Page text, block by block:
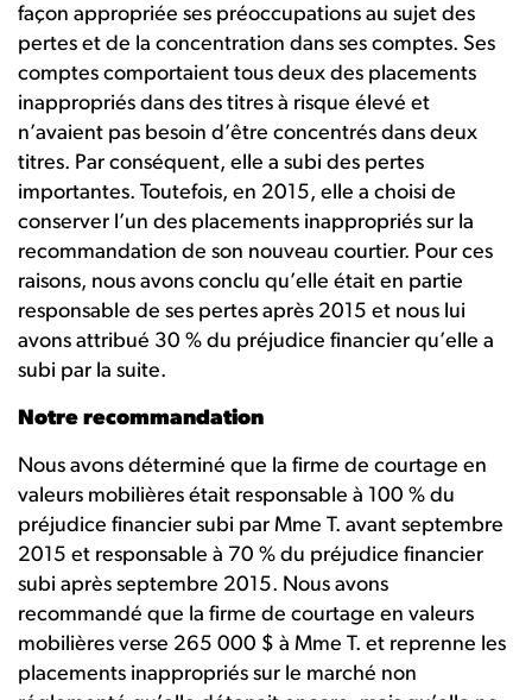
façon appropriée ses préoccupations au sujet des
pertes et de la concentration dans ses comptes. Ses
comptes comportaient tous deux des placements
inappropriés dans des titres à risque élevé et
n’avaient pas besoin d’être concentrés dans deux
titres. Par conséquent, elle a subi des pertes
importantes. Toutefois, en 2015, elle a choisi de
conserver l’un des placements inappropriés sur la
recommandation de son nouveau courtier. Pour ces
raisons, nous avons conclu qu’elle était en partie
responsable de ses pertes après 2015 et nous lui
avons attribué 30 % du préjudice financier qu’elle a
subi par la suite.
Notre recommandation
Nous avons déterminé que la firme de courtage en
valeurs mobilières était responsable à 100 % du
préjudice financier subi par Mme T. avant septembre
2015 et responsable à 70 % du préjudice financier
subi après septembre 2015. Nous avons
recommandé que la firme de courtage en valeurs
mobilières verse 265 000 $ à Mme T. et reprenne les
placements inappropriés sur le marché non